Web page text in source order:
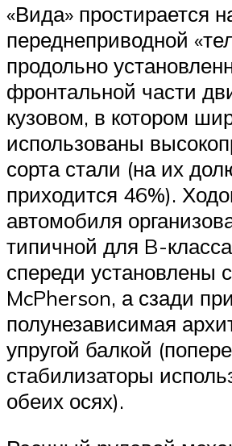
«Вида» простирается
переднеприводной
продольно
фронтальной части
кузовом, в котором
использованы
сорта стали (на их
приходится 46%).
автомобиля
типичной для B-
спереди установлены
McPherson, а сзади
полунезависимая
упругой балкой
стабилизаторы
обеих осях).